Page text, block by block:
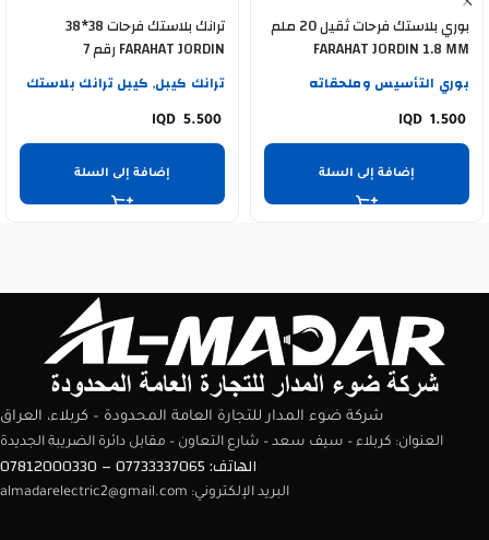
بوري بلاستك فرحات ثقيل 20 ملم
FARAHAT JORDIN 1.8 MM
بوري التأسيس وملحقاته
1.500
إضافة إلى السلة
ترانك بلاستك فرحات 38*38
FARAHAT JORDIN رقم 7
ترانك كيبل, كيبل ترانك بلاستك
5.500
إضافة إلى السلة
شركة ضوء المدار للتجارة العامة المحدودة – كربلاء، العراق
العنوان: كربلاء – سيف سعد – شارع التعاون – مقابل دائرة الضريبة الجديدة
الهاتف: 07733337065 – 07812000330
البريد الإلكتروني: almadarelectric2@gmail.com